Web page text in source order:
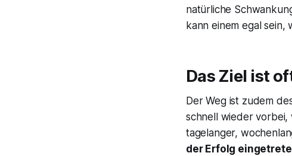
natürliche
kann einem egal sein,
Das Ziel ist
Der Weg ist zudem
schnell wieder vorbei,
tagelanger,
der Erfolg